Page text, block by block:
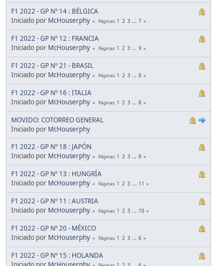
F1 2022 - GP Nº 14 : BÉLGICA
Iniciado por McHouserphy Páginas 1 2 3 ... 7
F1 2022 - GP Nº 12 : FRANCIA
Iniciado por McHouserphy Páginas 1 2 3 ... 9
F1 2022 - GP Nº 21 - BRASIL
Iniciado por McHouserphy Páginas 1 2 3 ... 8
F1 2022 - GP Nº 16 : ITALIA
Iniciado por McHouserphy Páginas 1 2 3 ... 8
MOVIDO: COTORREO GENERAL
Iniciado por McHouserphy
F1 2022 - GP Nº 18 : JAPÓN
Iniciado por McHouserphy Páginas 1 2 3 ... 8
F1 2022 - GP Nº 13 : HUNGRÍA
Iniciado por McHouserphy Páginas 1 2 3 ... 11
F1 2022 - GP Nº 11 : AUSTRIA
Iniciado por McHouserphy Páginas 1 2 3 ... 10
F1 2022 - GP Nº 20 - MÉXICO
Iniciado por McHouserphy Páginas 1 2 3 ... 6
F1 2022 - GP Nº 15 : HOLANDA